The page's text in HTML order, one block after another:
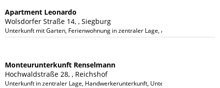
Apartment Leonardo
Wolsdorfer Straße 14, , Siegburg
Unterkunft mit Garten, Ferienwohnung in zentraler Lage, Appartement mit
Monteurunterkunft Renselmann
Hochwaldstraße 28, , Reichshof
Unterkunft in zentraler Lage, Handwerkerunterkunft, Unterkunft für